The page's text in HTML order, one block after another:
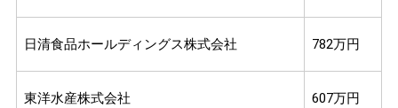
日清食品ホールディングス株式会社 782万円
東洋水産株式会社 607万円